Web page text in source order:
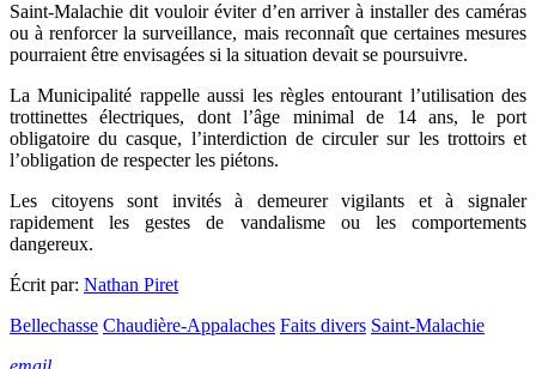
Saint-Malachie dit vouloir éviter d’en arriver à installer des caméras
ou à renforcer la surveillance, mais reconnaît que certaines mesures
pourraient être envisagées si la situation devait se poursuivre.
La Municipalité rappelle aussi les règles entourant l’utilisation des
trottinettes électriques, dont l’âge minimal de 14 ans, le port
obligatoire du casque, l’interdiction de circuler sur les trottoirs et
l’obligation de respecter les piétons.
Les citoyens sont invités à demeurer vigilants et à signaler
rapidement les gestes de vandalisme ou les comportements
dangereux.
Écrit par: Nathan Piret
Bellechasse Chaudière-Appalaches Faits divers Saint-Malachie